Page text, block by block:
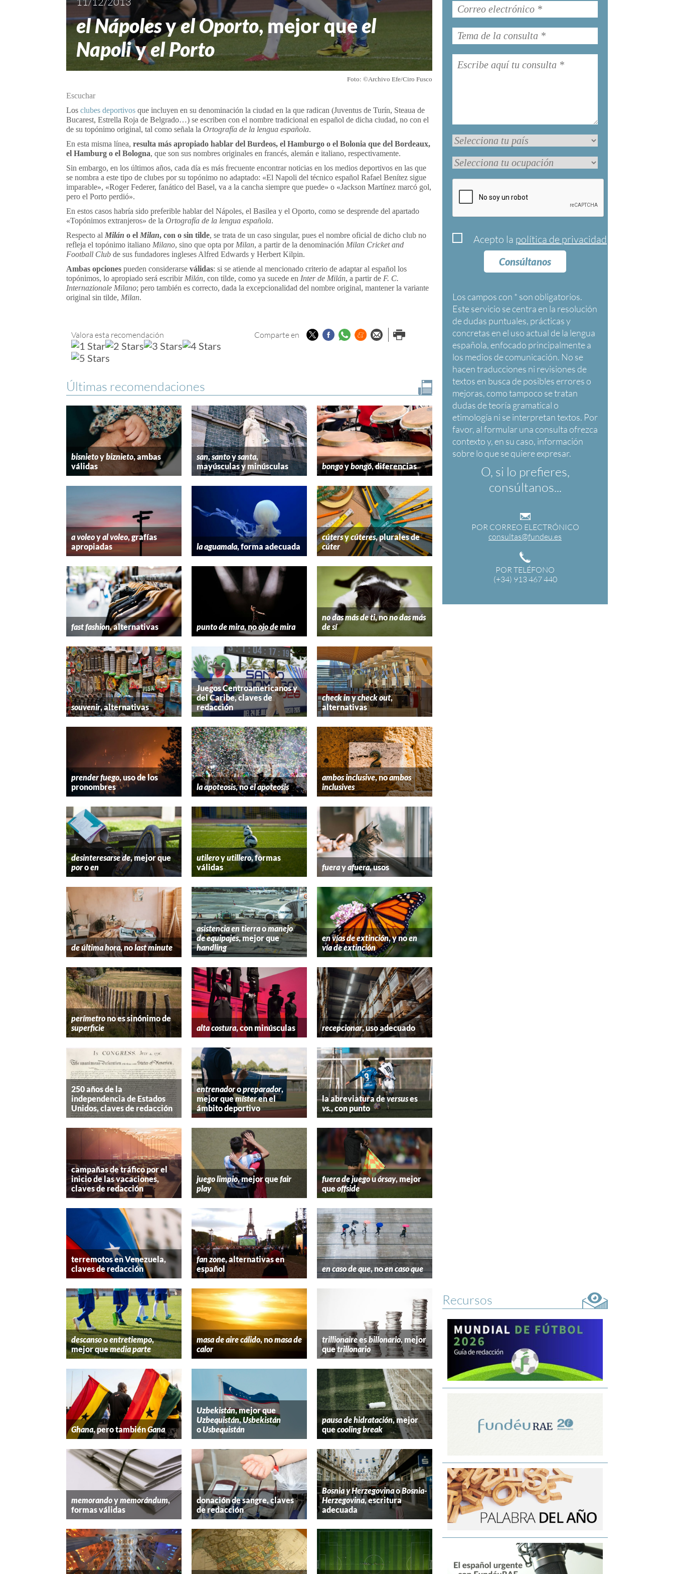
Acepto la política de privacidad
Consúltanos
Los campos con * son obligatorios
O, si lo prefieres,
consúltanos...
POR CORREO ELECTRÓNICO
consultas@fundeu.es
POR TELÉFONO
(+34) 913 467 440
el Nápolesyel Oporto, mejor queel
Napoliyel Porto
Foto: ©Archivo Efe/Ciro Fusco
Escuchar
Los clubes deportivos que incluyen en su denominación la ciudad en la que radican (Juventus de Turín, Steaua de
Bucarest, Estrella Roja de Belgrado…) se escriben con el nombre tradicional en español de dicha ciudad, no con el
de su topónimo original, tal como señala la Ortografía de la lengua española.
En esta misma línea, resulta más apropiado hablar del Burdeos, el Hamburgo o el Bolonia que del Bordeaux,
el Hamburg o el Bologna, que son sus nombres originales en francés, alemán e italiano, respectivamente.
Sin embargo, en los últimos años, cada día es más frecuente encontrar noticias en los medios deportivos en las que
se nombra a este tipo de clubes por su topónimo no adaptado: «El Napoli del técnico español Rafael Benítez sigue
imparable», «Roger Federer, fanático del Basel, va a la cancha siempre que puede» o «Jackson Martínez marcó gol,
pero el Porto perdió».
En estos casos habría sido preferible hablar del Nápoles, el Basilea y el Oporto, como se desprende del apartado
«Topónimos extranjeros» de la Ortografía de la lengua española.
Respecto al Milán o el Milan, con o sin tilde, se trata de un caso singular, pues el nombre oficial de dicho club no
refleja el topónimo italiano Milano, sino que opta por Milan, a partir de la denominación Milan Cricket and
Football Club de sus fundadores ingleses Alfred Edwards y Herbert Kilpin.
Ambas opciones pueden considerarse válidas: si se atiende al mencionado criterio de adaptar al español los
topónimos, lo apropiado será escribir Milán, con tilde, como ya sucede en Inter de Milán, a partir de F. C.
Internazionale Milano; pero también es correcto, dada la excepcionalidad del nombre original, mantener la variante
original sin tilde, Milan.
Valora esta recomendación Comparte en TwitterFacebook
Whatsapp
Menéame
Enviar porImprimir
Últimas recomendaciones
bisnietoybiznieto, ambas
válidas
san,santoysanta,
mayúsculas y minúsculas
bongoybongó, diferencias
a voleoyal voleo, grafías
apropiadas
la aguamala, forma adecuada
cútersycúteres, plurales de
cúter
fast fashion, alternativas punto de mira, noojo de mira
no das más de ti, nono das más
de sí
souvenir, alternativas
Juegos Centroamericanos y
del Caribe, claves de
redacción
check inycheck out,
alternativas
prender fuego, uso de los
pronombres
la apoteosis, noel apoteosis
ambos inclusive, noambos
inclusives
desinteresarse de, mejor que
poroen
utileroyutillero, formas
válidas
fuerayafuera, usos
de última hora, nolast minute
asistencia en tierraomanejo
de equipajes, mejor que
handling
en vías de extinción, y noen
vía de extinción
perímetrono es sinónimo de
superficie
alta costura, con minúsculas recepcionar, uso adecuado
250 años de la
independencia de Estados
Unidos, claves de redacción
entrenadoropreparador,
mejor quemísteren el
ámbito deportivo
la abreviatura deversuses
vs., con punto
campañas de tráfico por el
inicio de las vacaciones,
claves de redacción
juego limpio, mejor quefair
play
fuera de juegouórsay, mejor
queoffside
terremotos en Venezuela,
claves de redacción
fan zone, alternativas en
español
en caso de que, noen caso que
descansooentretiempo,
mejor quemedia parte
masa de aire cálido, nomasa de
calor
trillionaireesbillonario, mejor
quetrillonario
Ghana, pero tambiénGana
Uzbekistán, mejor que
Uzbequistán,Usbekistán
oUsbequistán
pausa de hidratación, mejor
quecooling break
memorandoymemorándum,
formas válidas
donación de sangre, claves
de redacción
Bosnia y HerzegovinaoBosnia-
Herzegovina, escritura
adecuada
Recursos